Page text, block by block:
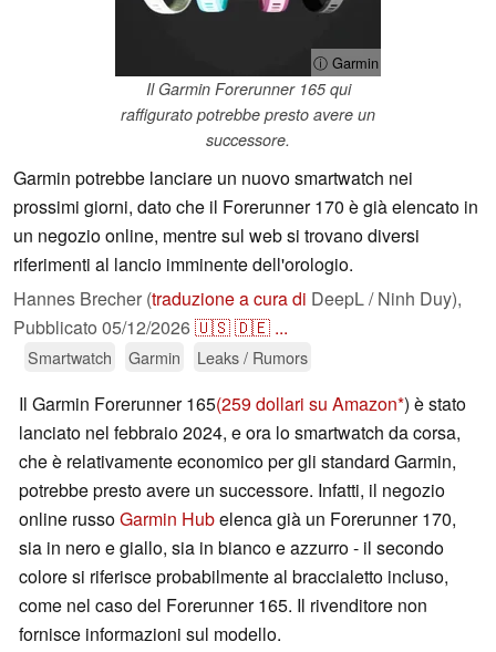
ⓘ Garmin
Il Garmin Forerunner 165 qui
raffigurato potrebbe presto avere un
successore.
Garmin potrebbe lanciare un nuovo smartwatch nei
prossimi giorni, dato che il Forerunner 170 è già elencato in
un negozio online, mentre sul web si trovano diversi
riferimenti al lancio imminente dell'orologio.
Hannes Brecher (traduzione a cura di DeepL / Ninh Duy),
Pubblicato 05/12/2026🇺🇸🇩🇪 ...
Smartwatch Garmin Leaks / Rumors
Il Garmin Forerunner 165(259 dollari su Amazon ) è stato
lanciato nel febbraio 2024, e ora lo smartwatch da corsa,
che è relativamente economico per gli standard Garmin,
potrebbe presto avere un successore. Infatti, il negozio
online russoGarmin Hubelenca già un Forerunner 170,
sia in nero e giallo, sia in bianco e azzurro - il secondo
colore si riferisce probabilmente al braccialetto incluso,
come nel caso del Forerunner 165. Il rivenditore non
fornisce informazioni sul modello.